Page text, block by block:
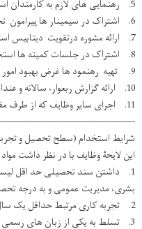
5. رهنمایی های لازم به کارمندان استخدام در جهت بهبود امور استخدام.
6. اشتراک در سیمینار ها پیرامون تحقق اهداف وزارت بمنظور استخدام موثر و انکشاف سیستم های جدید استخدام.
7. ارائه مشوره درتقویت دیتابیس استخدام دقیق بمنظور جمع آوری و تحلیل گزارشات.
8. اشتراک در جلسات کمیته ها استخدام بستهای قراردادی و غیر قراردادی.
9. تهیه رهنمود ها غرض بهبود امور اجراات کارمندان استخدام در جهت برآورده شدن تحقق اهداف وزارت.
10. ارائه گزارش ربعوار، سالانه و عندالضرورت از فعالیت ها و دست آورد های بخش مربوطه، به منظور مطلع ساختن رهبری وزارت.
11. اجرای سایر وظایف که از طرف مقامات ذیصلاح مطابق قوانین، مقررات و اهداف وزارت به وی سپرده میشود.
شرایط استخدام (سطح تحصیل و
این لایحۀ وظایف با در نظر داشت مواد 7 و 34 قانون کارکنان خدمات ملکی با حد اقل شرایط و معیارهای ذیل ترتیب گردیده است:
1. داشتن سند تحصیلی حد اقل
بشری، مدیریت عمومی و به درجه
2. تجربه کاری مرتبط حداقل یک سال برای لیسانس؛
3. تسلط به یکی از زبان های رسمی (پشتو ویا دری) و آشنایی (تحریر و تکلم) با زبان انگلیسی؛